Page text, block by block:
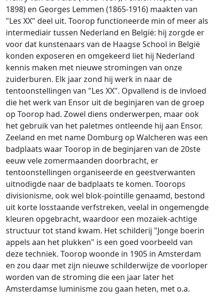
1898) en Georges Lemmen (1865-1916) maakten van
"Les XX" deel uit. Toorop functioneerde min of meer als
intermediair tussen Nederland en België: hij zorgde er
voor dat kunstenaars van de Haagse School in België
konden exposeren en omgekeerd liet hij Nederland
kennis maken met nieuwe stromingen van onze
zuiderburen. Elk jaar zond hij werk in naar de
tentoonstellingen van "Les XX". Opvallend is de invloed
die het werk van Ensor uit de beginjaren van de groep
op Toorop had. Zowel diens onderwerpen, maar ook
het gebruik van het paletmes ontleende hij aan Ensor.
Zeeland en met name Domburg op Walcheren was een
badplaats waar Toorop in de beginjaren van de 20ste
eeuw vele zomermaanden doorbracht, er
tentoonstellingen organiseerde en geestverwanten
uitnodigde naar de badplaats te komen. Toorops
divisionisme, ook wel blok-pointille genaamd, bestond
uit korte losstaande verfstreken, veelal in ongemengde
kleuren opgebracht, waardoor een mozaïek-achtige
structuur tot stand kwam. Het schilderij "Jonge boerin
appels aan het plukken" is een goed voorbeeld van
deze techniek. Toorop woonde in 1905 in Amsterdam
en zou daar met zijn nieuwe schilderwijze de voorloper
worden van de stroming die een jaar later het
Amsterdamse luminisme zou gaan heten, met o.a.